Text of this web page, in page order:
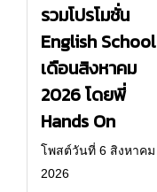
รวมโปรโมชั่น
English School
เดือนสิงหาคม
2026 โดยพี่
Hands On
โพสต์วันที่ 6 สิงหาคม
2026